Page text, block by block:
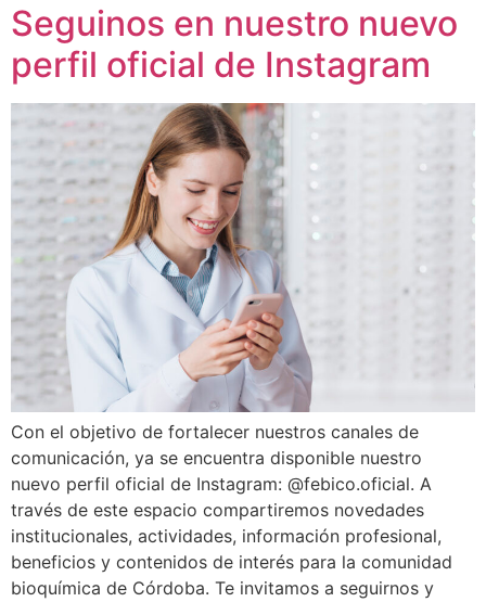
Seguinos en nuestro nuevo
perfil oficial de Instagram
Con el objetivo de fortalecer nuestros canales de
comunicación, ya se encuentra disponible nuestro
nuevo perfil oficial de Instagram: @febico.oficial. A
través de este espacio compartiremos novedades
institucionales, actividades, información profesional,
beneficios y contenidos de interés para la comunidad
bioquímica de Córdoba. Te invitamos a seguirnos y